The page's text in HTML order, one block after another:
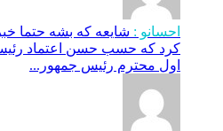
احسانو : شایعه که بشه حتما
کرد که حسب حسن اعتماد
اول محترم رئیس جمهور...